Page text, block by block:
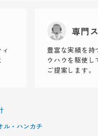
専門
豊富な実績を持
ウハウを駆使
ご提案します。
ル・ハンカチ